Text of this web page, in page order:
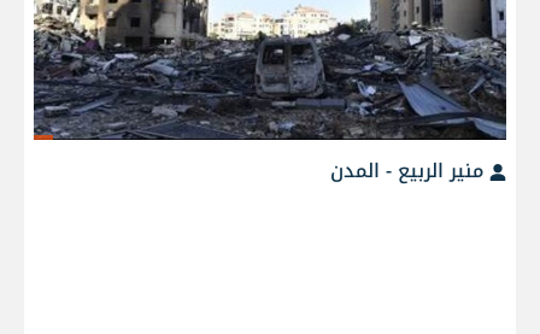
منير الربيع - المدن